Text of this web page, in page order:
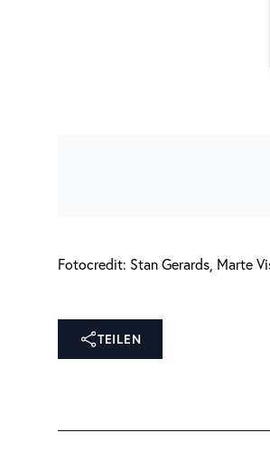
Fotocredit: Stan Gerards, Marte
TEILEN